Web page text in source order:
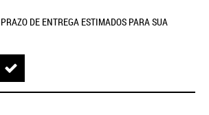
DE ENTREGA ESTIMADOS PARA SUA